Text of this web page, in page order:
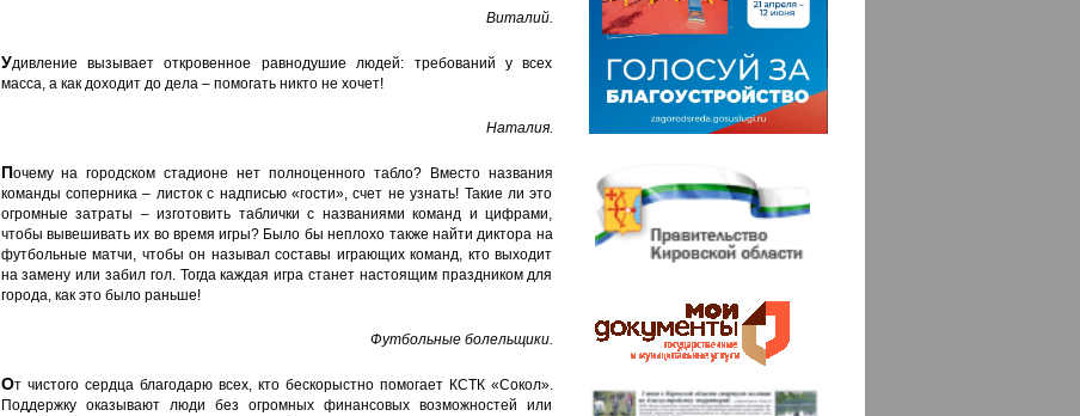
Виталий.
Удивление вызывает откровенное равнодушие людей: требований у всех
масса, а как доходит до дела – помогать никто не хочет!
Наталия.
Почему на городском стадионе нет полноценного табло? Вместо названия
команды соперника – листок с надписью «гости», счет не узнать! Такие ли это
огромные затраты – изготовить таблички с названиями команд и цифрами,
чтобы вывешивать их во время игры? Было бы неплохо также найти диктора на
футбольные матчи, чтобы он называл составы играющих команд, кто выходит
на замену или забил гол. Тогда каждая игра станет настоящим праздником для
города, как это было раньше!
Футбольные болельщики.
От чистого сердца благодарю всех, кто бескорыстно помогает КСТК «Сокол».
Поддержку оказывают люди без огромных финансовых возможностей или